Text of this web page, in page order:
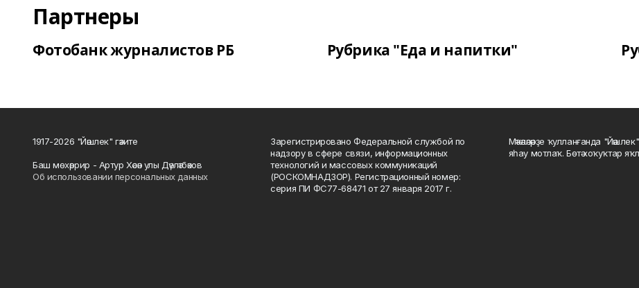
Партнеры
Фотобанк журналистов РБ Рубрика "Еда и напитки"
1917-2026 "Йәшлек" гәзите
Баш мөхәррир - Артур Хәсән улы Дәүләтбәков
Об использовании персональных данных
Зарегистрировано Федеральной службой по
надзору в сфере связи, информационных
технологий и массовых коммуникаций
(РОСКОМНАДЗОР). Регистрационный номер:
серия ПИ ФС77-68471 от 27 января 2017 г.
Мәҡәләләрҙе ҡулланғанда
яһау мотлаҡ. Бөтә хоҡуҡтар